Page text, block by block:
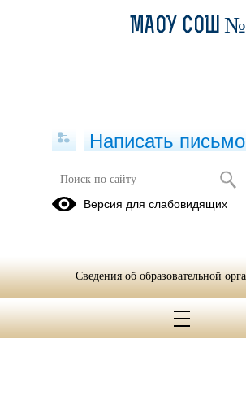
МАОУ СОШ №
Написать письмо
Версия для слабовидящих
Сведения об образовательной